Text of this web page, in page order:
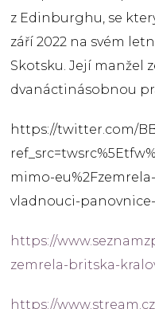
z Edinburghu, se
září 2022 na svém
Skotsku. Její manžel
dvanáctinásobnou
https://twitter.com/
mimo-
vladnouci-
https://
zemrela-britska-
https://